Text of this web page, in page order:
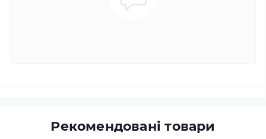
Рекомендовані товари